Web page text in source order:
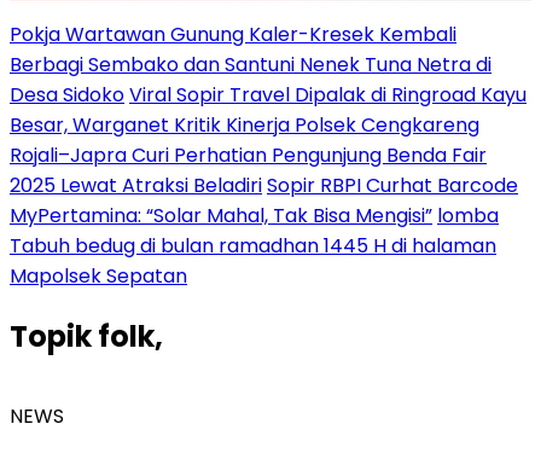
Pokja Wartawan Gunung Kaler-Kresek Kembali
Berbagi Sembako dan Santuni Nenek Tuna Netra di
Desa SidokoViral Sopir Travel Dipalak di Ringroad Kayu
Besar, Warganet Kritik Kinerja Polsek Cengkareng
Rojali–Japra Curi Perhatian Pengunjung Benda Fair
2025 Lewat Atraksi BeladiriSopir RBPI Curhat Barcode
MyPertamina: “Solar Mahal, Tak Bisa Mengisi” lomba
Tabuh bedug di bulan ramadhan 1445 H di halaman
Mapolsek Sepatan
Topikfolk,
NEWS